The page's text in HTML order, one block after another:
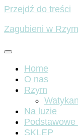
Przejdź do treści
Zagubieni w
Home
O nas
Rzym
Watykan
Na luzie
SKLEP